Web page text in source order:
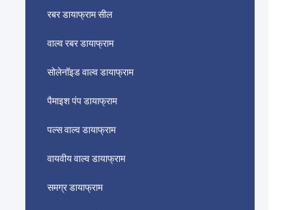
रबर डायाफ्राम सील
वाल्व रबर डायाफ्राम
सोलेनॉइड वाल्व डायाफ्राम
पैमाइश पंप डायाफ्राम
पल्स वाल्व डायाफ्राम
वायवीय वाल्व डायाफ्राम
समग्र डायाफ्राम